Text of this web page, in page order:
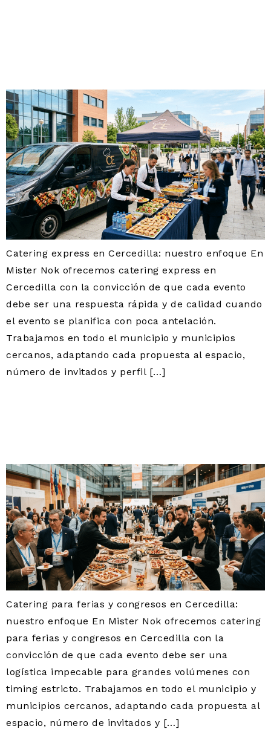
Catering express en Cercedilla: nuestro enfoque En
Mister Nok ofrecemos catering express en
Cercedilla con la convicción de que cada evento
debe ser una respuesta rápida y de calidad cuando
el evento se planifica con poca antelación.
Trabajamos en todo el municipio y municipios
cercanos, adaptando cada propuesta al espacio,
número de invitados y perfil […]
Catering para ferias y congresos en Cercedilla:
nuestro enfoque En Mister Nok ofrecemos catering
para ferias y congresos en Cercedilla con la
convicción de que cada evento debe ser una
logística impecable para grandes volúmenes con
timing estricto. Trabajamos en todo el municipio y
municipios cercanos, adaptando cada propuesta al
espacio, número de invitados y […]